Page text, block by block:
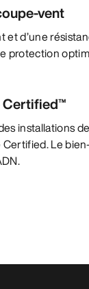
vent
et d’une
protection
Certified™
installations
Le